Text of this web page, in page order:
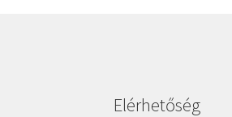
Elérhetőség